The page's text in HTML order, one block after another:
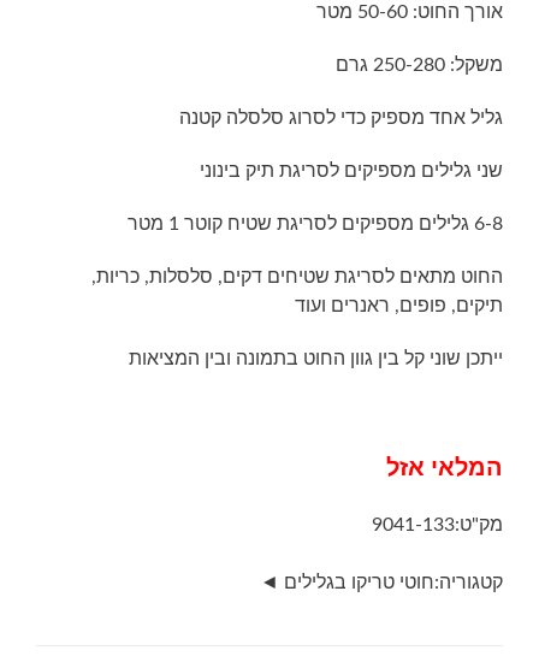
אורך החוט: 50-60 מטר
משקל: 250-280 גרם
גליל אחד מספיק כדי לסרוג סלסלה קטנה
שני גלילים מספיקים לסריגת תיק בינוני
6-8 גלילים מספיקים לסריגת שטיח קוטר 1 מטר
החוט מתאים לסריגת שטיחים דקים, סלסלות, כריות,
תיקים, פופים, ראנרים ועוד
ייתכן שוני קל בין גוון החוט בתמונה ובין המציאות
המלאי אזל
מק"ט:9041-133
קטגוריה:חוטי טריקו בגלילים ◄